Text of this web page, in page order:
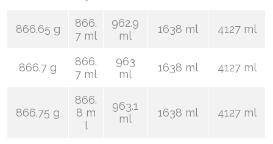
866.65 g
866.
7 ml
962.9
ml
1638 ml 4127 ml
866.7 g
866.
7 ml
963
ml
1638 ml 4127 ml
866.75 g
866.
8 m
l
963.1
ml
1638 ml 4127 ml